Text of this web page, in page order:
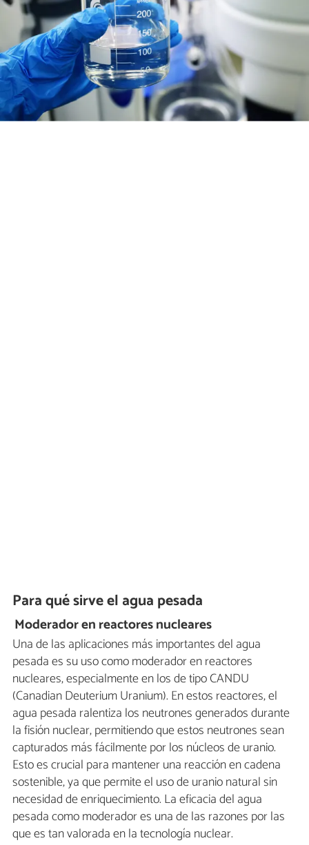
Para qué sirve el agua pesada
Moderador en reactores nucleares
Una de las aplicaciones más importantes del agua
pesada es su uso como moderador en reactores
nucleares, especialmente en los de tipo CANDU
(Canadian Deuterium Uranium). En estos reactores, el
agua pesada ralentiza los neutrones generados durante
la fisión nuclear, permitiendo que estos neutrones sean
capturados más fácilmente por los núcleos de uranio.
Esto es crucial para mantener una reacción en cadena
sostenible, ya que permite el uso de uranio natural sin
necesidad de enriquecimiento. La eficacia del agua
pesada como moderador es una de las razones por las
que es tan valorada en la tecnología nuclear.